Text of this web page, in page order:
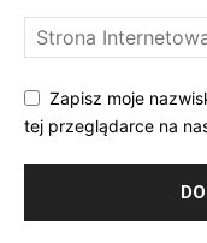
Zapisz moje
tej przeglądarce na